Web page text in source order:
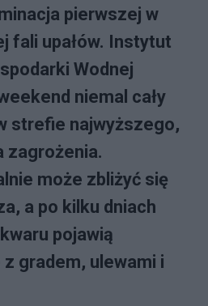
pierwszej w
fali upałów. Instytut
Wodnej
niemal cały
strefie najwyższego,
zagrożenia.
może zbliżyć się
a po kilku dniach
pojawią
gradem, ulewami i